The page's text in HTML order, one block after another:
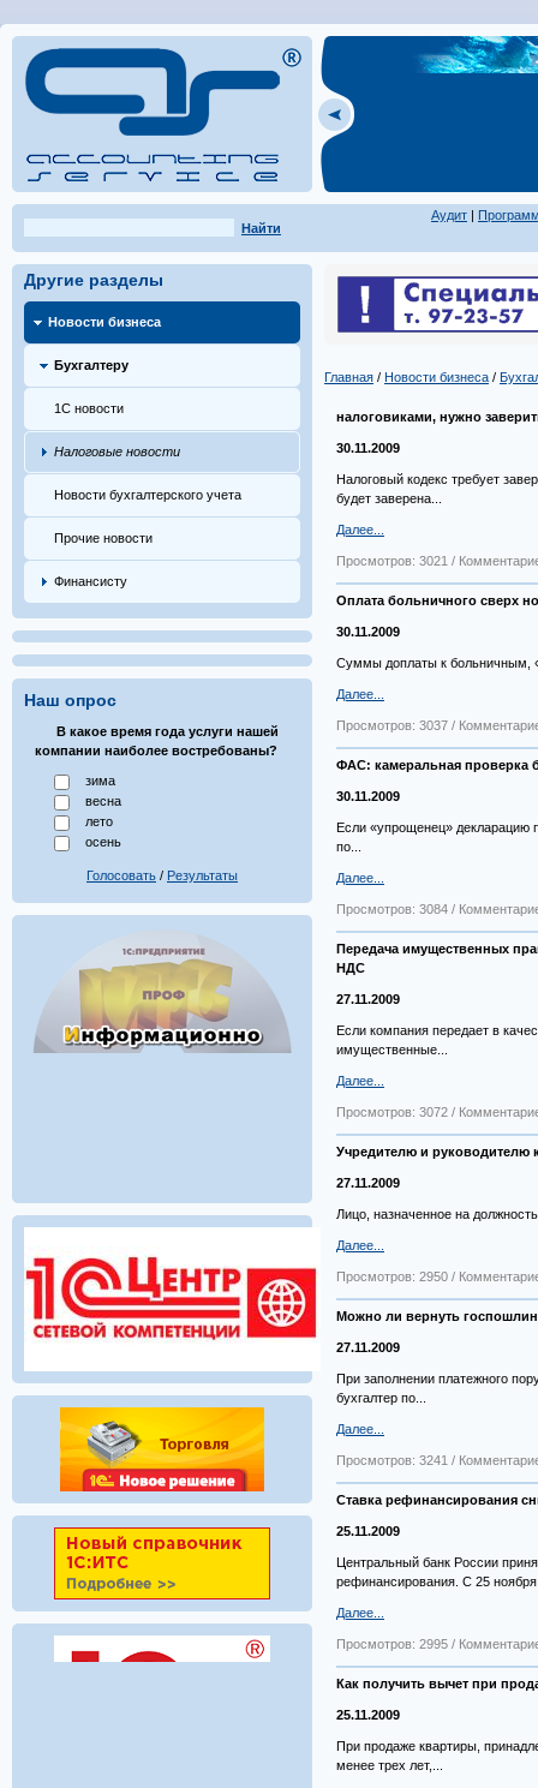
Найти
Аудит
Другие разделы
Новости бизнеса
Бухгалтеру
1С новости
Налоговые новости
Новости бухгалтерского учета
Прочие новости
Финансисту
Наш опрос
В какое время года услуги нашей
компании наиболее востребованы?
зима
весна
лето
осень
Голосовать / Результаты
Главная / Новости бизнеса /
налоговиками, нужно
30.11.2009
Налоговый кодекс требует
будет заверена...
Далее...
Просмотров: 3021 /
Оплата больничного сверх
30.11.2009
Суммы доплаты к больничным,
Далее...
Просмотров: 3037 /
ФАС: камеральная проверка
30.11.2009
Если «упрощенец» декларацию
по...
Далее...
Просмотров: 3084 /
Передача имущественных
НДС
27.11.2009
Если компания передает в
имущественные...
Далее...
Просмотров: 3072 /
Учредителю и руководителю
27.11.2009
Лицо, назначенное на
Далее...
Просмотров: 2950 /
Можно ли вернуть
27.11.2009
При заполнении платежного
бухгалтер по...
Далее...
Просмотров: 3241 /
Ставка рефинансирования
25.11.2009
Центральный банк России
рефинансирования. С 25
Далее...
Просмотров: 2995 /
Как получить вычет при
25.11.2009
При продаже квартиры,
менее трех лет,...